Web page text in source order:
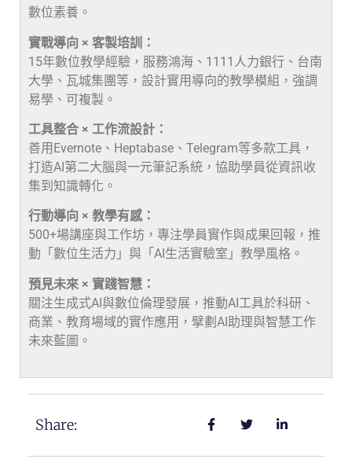
數位素養。
實戰導向 × 客製培訓：
15年數位教學經驗，服務鴻海、1111人力銀行、台南
大學、瓦城集團等，設計實用導向的教學模組，強調
易學、可複製。
工具整合 × 工作流設計：
善用Evernote、Heptabase、Telegram等多款工具，
打造AI第二大腦與一元筆記系統，協助學員從資訊收
集到知識轉化。
行動導向 × 教學有感：
500+場講座與工作坊，專注學員實作與成果回報，推
動「數位生活力」與「AI生活實驗室」教學風格。
預見未來 × 實踐智慧：
關注生成式AI與數位倫理發展，推動AI工具於科研、
商業、教育場域的實作應用，擘劃AI助理與智慧工作
未來藍圖。
Share: